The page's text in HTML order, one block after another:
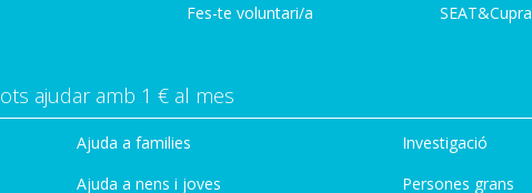
Fes-te voluntari/a
SEAT&Cupra
ajudar amb 1 € al mes
Ajuda a families
Ajuda a nens i joves
Investigació
Persones grans